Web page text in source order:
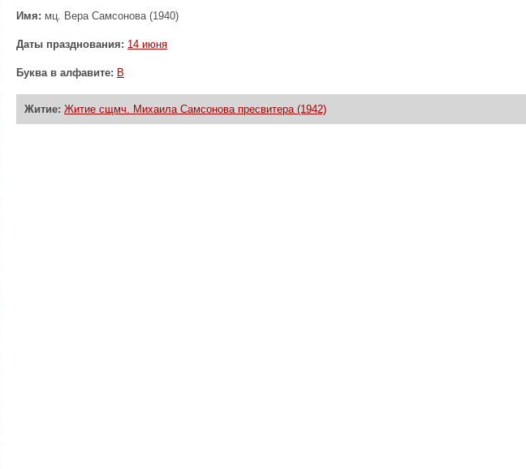
Имя: мц. Вера Самсонова (1940)
Даты празднования: 14 июня
Буква в алфавите: В
Житие: Житие сщмч. Михаила Самсонова пресвитера (1942)